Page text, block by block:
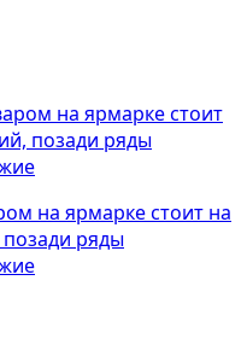
на ярмарке стоит на
ряды